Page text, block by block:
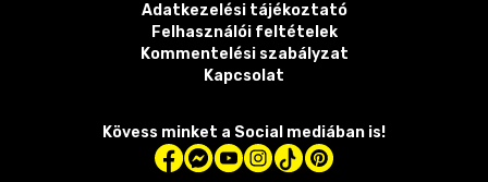
Adatkezelési tájékoztató
Felhasználói feltételek
Kommentelési szabályzat
Kapcsolat
Kövess minket a Social mediában is!